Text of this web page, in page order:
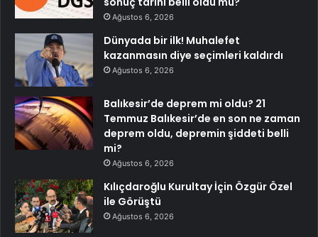
Ağustos 6, 2026
Dünyada bir ilk! Muhalefet
kazanmasın diye seçimleri kaldırdı
Ağustos 6, 2026
Balıkesir’de deprem mi oldu? 21
Temmuz Balıkesir’de en son ne zaman
deprem oldu, depremin şiddeti belli
mi?
Ağustos 6, 2026
Kılıçdaroğlu Kurultay İçin Özgür Özel
ile Görüştü
Ağustos 6, 2026